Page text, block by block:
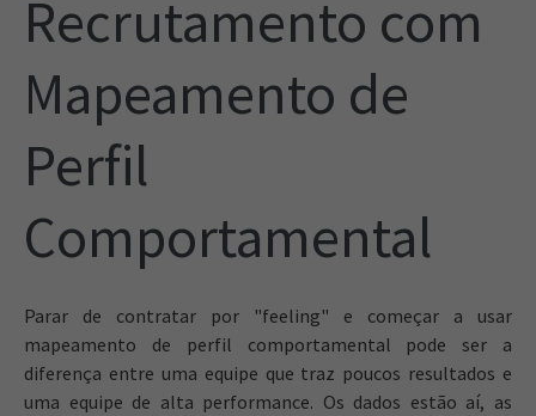
Recrutamento com
Mapeamento de
Perfil
Comportamental
Parar de contratar por "feeling" e começar a usar
mapeamento de perfil comportamental pode ser a
diferença entre uma equipe que traz poucos resultados e
uma equipe de alta performance. Os dados estão aí, as